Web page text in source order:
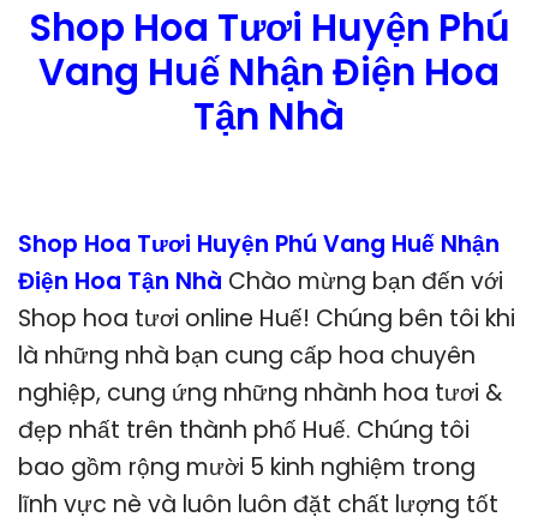
Shop Hoa Tươi Huyện Phú
Vang Huế Nhận Điện Hoa
Tận Nhà
Shop Hoa Tươi Huyện Phú Vang Huế Nhận
Điện Hoa Tận Nhà Chào mừng bạn đến với
Shop hoa tươi online Huế! Chúng bên tôi khi
là những nhà bạn cung cấp hoa chuyên
nghiệp, cung ứng những nhành hoa tươi &
đẹp nhất trên thành phố Huế. Chúng tôi
bao gồm rộng mười 5 kinh nghiệm trong
lĩnh vực nè và luôn luôn đặt chất lượng tốt